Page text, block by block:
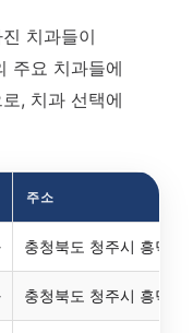
치과들이
주요 치과들에
, 치과 선택에
주소
충청북도 청주시 흥덕
충청북도 청주시 흥덕